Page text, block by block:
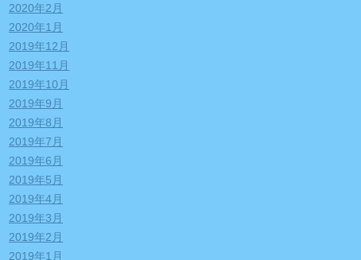
2020年2月
2020年1月
2019年12月
2019年11月
2019年10月
2019年9月
2019年8月
2019年7月
2019年6月
2019年5月
2019年4月
2019年3月
2019年2月
2019年1月